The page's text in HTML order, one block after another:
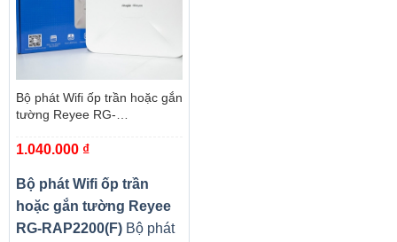
Bộ phát Wifi ốp trần hoặc gắn
tường Reyee RG-
1.040.000 ₫
Bộ phát Wifi ốp trần
hoặc gắn tường Reyee
RG-RAP2200(F)Bộ phát